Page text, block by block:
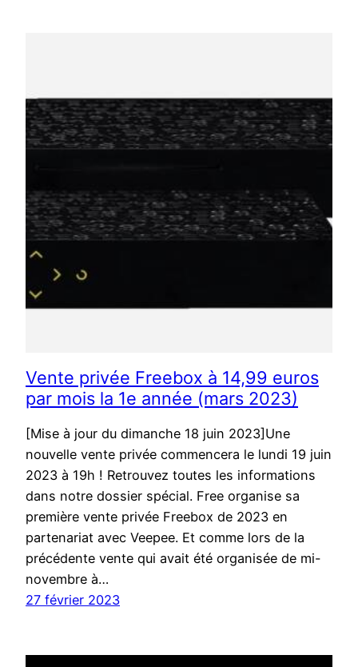
Vente privée Freebox à 14,99 euros
par mois la 1e année (mars 2023)
[Mise à jour du dimanche 18 juin 2023]Une
nouvelle vente privée commencera le lundi 19 juin
2023 à 19h ! Retrouvez toutes les informations
dans notre dossier spécial. Free organise sa
première vente privée Freebox de 2023 en
partenariat avec Veepee. Et comme lors de la
précédente vente qui avait été organisée de mi-
novembre à…
27 février 2023